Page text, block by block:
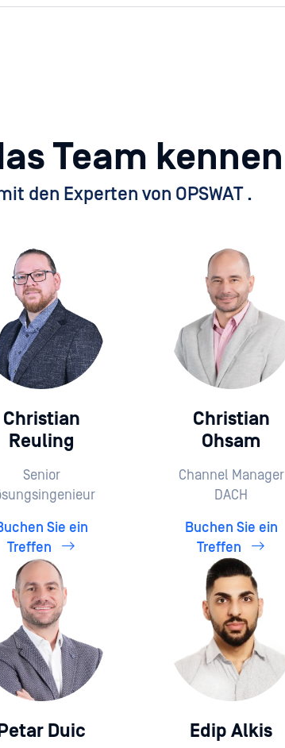
Team kennen
den Experten von OPSWAT .
Christian
Reuling
Senior
Sie ein
Treffen
Christian
Ohsam
Channel Manager
DACH
Buchen Sie ein
Treffen
Duic Edip Alkis